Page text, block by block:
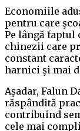
Economiile
pentru care
Pe lângă faptul
chinezii care
constant
harnici şi mai
Aşadar, Falun
răspândită
contribuind
cele mai